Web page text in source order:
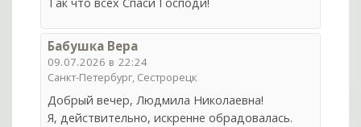
Так что всех Спаси Господи!
Бабушка Вера
09.07.2026 в 22:24
Санкт-Петербург, Сестрорецк
Добрый вечер, Людмила Николаевна!
Я, действительно, искренне обрадовалась.